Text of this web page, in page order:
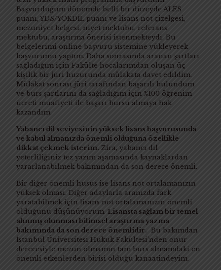
Başvurduğum dönemde belli bir düzeyde ALES
puanı, YDS/YÖKDİL puanı ve lisans not çizelgesi,
mezuniyet belgesi, niyet mektubu, referans
mektubu, araştırma önerisi istenmekteydi. Bu
belgelerimi online başvuru sistemine yükleyerek
başvurumu yaptım. Daha sonrasında aranan şartları
sağladığım için Fakülte hocalarımdan oluşan üç
kişilik bir jüri huzurunda mülakata davet edildim.
Mülakat sonrası jüri tarafından başarılı bulundum
ve burs şartlarını da sağladığım için %100 öğrenim
ücreti muafiyeti ile başarı bursu almaya hak
kazandım.
Yabancı dil seviyesinin yüksek lisans başvurusunda
ve kabul almanızda önemli olduğuna özellikle
dikkat çekmek isterim. Zira, yabancı dil
yeterliliğiniz tez yazım aşamasında kaynaklardan
yararlanabilmek bakımından da son derece önemli.
Bir diğer önemli husus ise lisans not ortalamanızın
yüksek olması. Diğer adaylarla aranızda fark
yaratabilmek için lisans not ortalamanızın önemli
olduğunu düşünüyorum. Lisansta sağlam bir temel
alınmış olunması bilimsel araştırma yazma
bakımında da son derece önemlidir. Bu bakımdan
İstanbul Üniversitesi Hukuk Fakültesi’nden onur
derecesiyle mezun olmamın tam burs almamdaki en
önemli etkenlerden birisi olduğu kanaatindeyim.